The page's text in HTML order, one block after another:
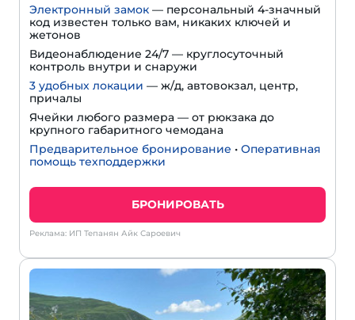
Электронный замок — персональный 4-значный
код известен только вам, никаких ключей и
жетонов
Видеонаблюдение 24/7 — круглосуточный
контроль внутри и снаружи
3 удобных локации — ж/д, автовокзал, центр,
причалы
Ячейки любого размера — от рюкзака до
крупного габаритного чемодана
Предварительное бронирование • Оперативная
помощь техподдержки
БРОНИРОВАТЬ
Реклама: ИП Тепанян Айк Сароевич